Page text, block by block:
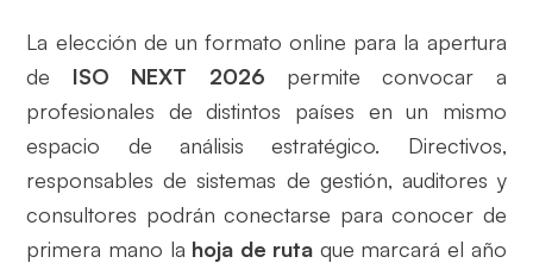
La elección de un formato online para la apertura
de ISO NEXT 2026 permite convocar a
profesionales de distintos países en un mismo
espacio de análisis estratégico. Directivos,
responsables de sistemas de gestión, auditores y
consultores podrán conectarse para conocer de
primera mano la hoja de ruta que marcará el año